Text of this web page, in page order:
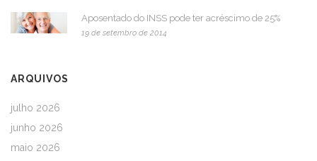
Aposentado do INSS pode ter acréscimo de 25%
19 de setembro de 2014
ARQUIVOS
julho 2026
junho 2026
maio 2026